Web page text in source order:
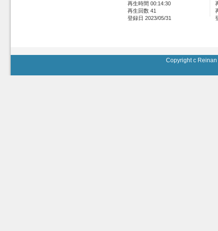
再生時間 00:14:30
再生回数 41
登録日 2023/05/31
Copyright c